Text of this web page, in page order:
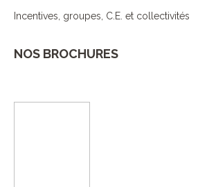
Incentives, groupes, C.E. et collectivités
NOS BROCHURES